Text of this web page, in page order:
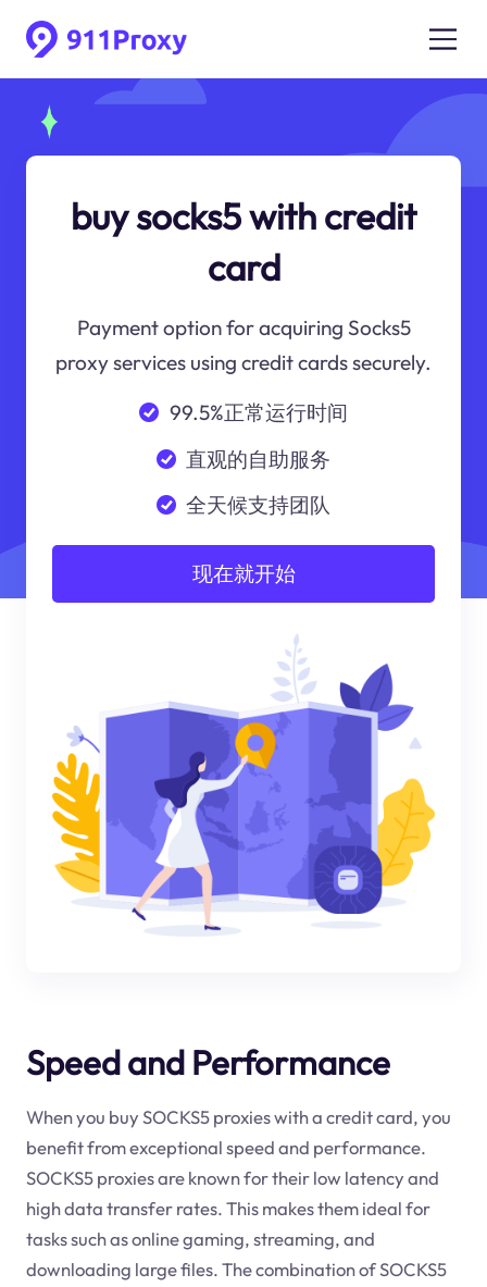
buy socks5 with credit
card
Payment option for acquiring Socks5
proxy services using credit cards securely.
99.5%正常运行时间
直观的自助服务
全天候支持团队
现在就开始
Speed and Performance
When you buy SOCKS5 proxies with a credit card, you
benefit from exceptional speed and performance.
SOCKS5 proxies are known for their low latency and
high data transfer rates. This makes them ideal for
tasks such as online gaming, streaming, and
downloading large files. The combination of SOCKS5